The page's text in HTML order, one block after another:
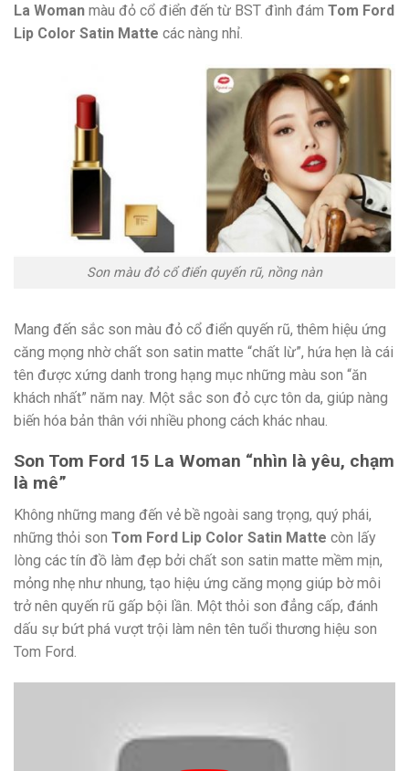
La Woman màu đỏ cổ điển đến từ BST đình đám Tom Ford
Lip Color Satin Matte các nàng nhỉ.
Son màu đỏ cổ điển quyến rũ, nồng nàn
Mang đến sắc son màu đỏ cổ điển quyến rũ, thêm hiệu ứng
căng mọng nhờ chất son satin matte “chất lừ”, hứa hẹn là cái
tên được xứng danh trong hạng mục những màu son “ăn
khách nhất” năm nay. Một sắc son đỏ cực tôn da, giúp nàng
biến hóa bản thân với nhiều phong cách khác nhau.
Son Tom Ford 15 La Woman “nhìn là yêu, chạm
là mê”
Không những mang đến vẻ bề ngoài sang trọng, quý phái,
những thỏi son Tom Ford Lip Color Satin Matte còn lấy
lòng các tín đồ làm đẹp bởi chất son satin matte mềm mịn,
mỏng nhẹ như nhung, tạo hiệu ứng căng mọng giúp bờ môi
trở nên quyến rũ gấp bội lần. Một thỏi son đẳng cấp, đánh
dấu sự bứt phá vượt trội làm nên tên tuổi thương hiệu son
Tom Ford.